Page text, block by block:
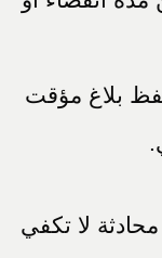
بلاغ مؤقت
لا تكفي